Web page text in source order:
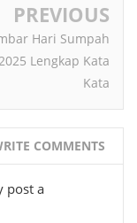
PREVIOUS
Hari Sumpah
Lengkap Kata
Kata
COMMENTS
post a